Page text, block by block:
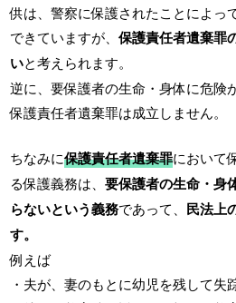
供は、警察に保護されたことによっ
できていますが、保護責任者遺棄罪
いと考えられます。
逆に、要保護者の生命・身体に危険
保護責任者遺棄罪は成立しません。
ちなみに保護責任者遺棄罪において
る保護義務は、要保護者の生命・身
らないという義務であって、 民法上
す。
例えば
・夫が、妻のもとに幼児を残して失